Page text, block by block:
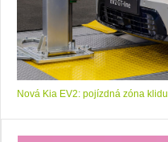
Nová Kia EV2: pojízdná zóna klidu